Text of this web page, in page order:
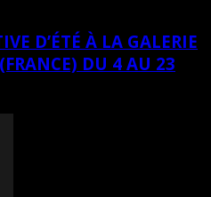
D’ÉTÉ À LA GALERIE
DU 4 AU 23